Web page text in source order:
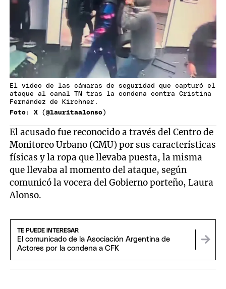
El video de las cámaras de seguridad que capturó el
ataque al canal TN tras la condena contra Cristina
Fernández de Kirchner.
Foto: X (@lauritaalonso)
El acusado fue reconocido a través del Centro de
Monitoreo Urbano (CMU) por sus características
físicas y la ropa que llevaba puesta, la misma
que llevaba al momento del ataque, según
comunicó la vocera del Gobierno porteño, Laura
Alonso.
TE PUEDE INTERESAR
El comunicado de la Asociación Argentina de
Actores por la condena a CFK